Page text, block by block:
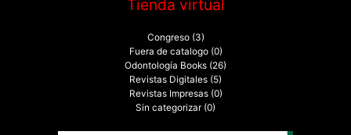
Tienda virtual
Congreso (3)
Fuera de catalogo (0)
Odontología Books (26)
Revistas Digitales (5)
Revistas Impresas (0)
Sin categorizar (0)